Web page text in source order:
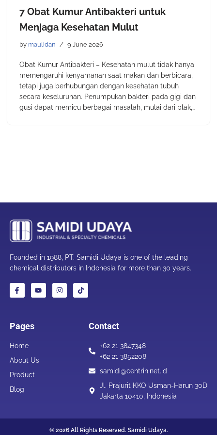
7 Obat Kumur Antibakteri untuk
Menjaga Kesehatan Mulut
by maulidan 9 June 2026
Obat Kumur Antibakteri – Kesehatan mulut tidak hanya
memengaruhi kenyamanan saat makan dan berbicara,
tetapi juga berhubungan dengan kesehatan tubuh
secara keseluruhan. Penumpukan bakteri pada gigi dan
gusi dapat memicu berbagai masalah, mulai dari plak,…
Founded in 1988, PT. Samidi Udaya is one of the leading
chemical distributors in Indonesia for more than 30 years.
Pages
Home
About Us
Product
Blog
Contact
+62 21 3847348
+62 21 3852208
samidi@centrin.net.id
Jl. Prajurit KKO Usman-Harun 30D
Jakarta 10410, Indonesia
© 2026 All Rights Reserved. Samidi Udaya.